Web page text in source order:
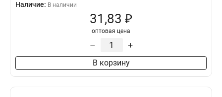
Наличие: В наличии
31,83 ₽
оптовая цена
– +
В корзину